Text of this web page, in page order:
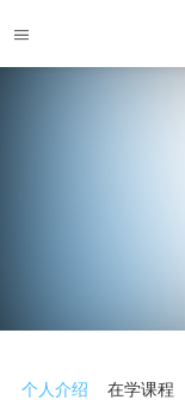
个人介绍 在学课程